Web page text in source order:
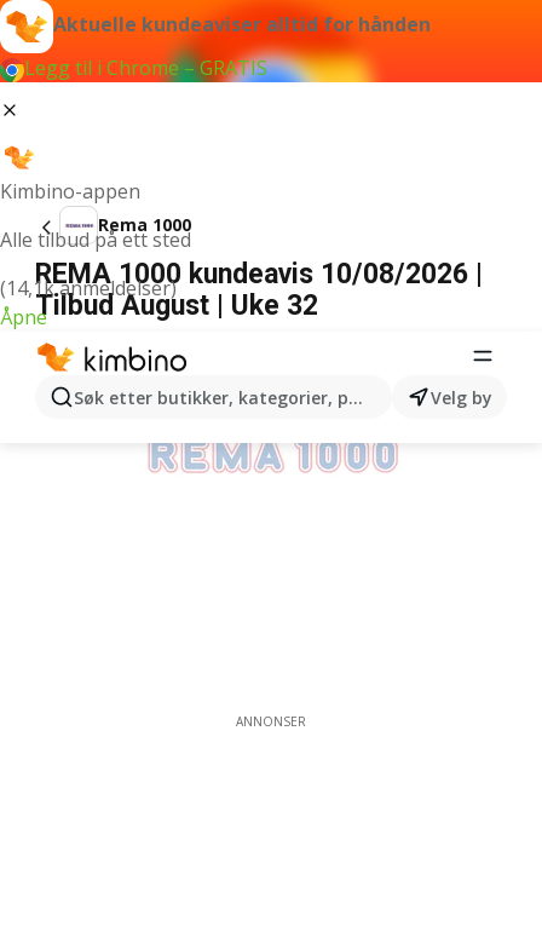
Aktuelle kundeaviser alltid for hånden
Legg til i Chrome – GRATIS
Kimbino-appen
Alle tilbud på ett sted
(14,1k anmeldelser)
Åpne
Søk etter butikker, kategorier, produkter...Velg by
Rema 1000
REMA 1000 kundeavis 10/08/2026 |
Tilbud August | Uke 32
ANNONSER